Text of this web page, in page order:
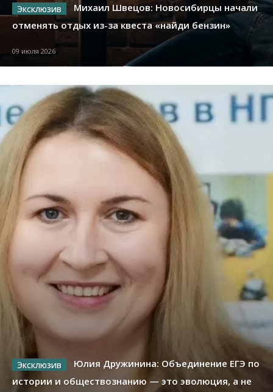
Михаил Швецов: Новосибирцы начали
отменять отдых из-за квеста «найди бензин»
09 июля 2026
Юлия Дружинина: Объединение ЕГЭ по
истории и обществознанию — это эволюция, а не